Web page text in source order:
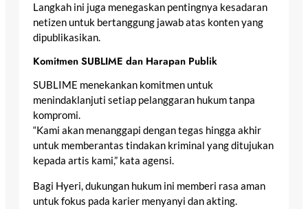
Langkah ini juga menegaskan pentingnya kesadaran
netizen untuk bertanggung jawab atas konten yang
dipublikasikan.
Komitmen SUBLIME dan Harapan Publik
SUBLIME menekankan komitmen untuk
menindaklanjuti setiap pelanggaran hukum tanpa
kompromi.
“Kami akan menanggapi dengan tegas hingga akhir
untuk memberantas tindakan kriminal yang ditujukan
kepada artis kami,” kata agensi.
Bagi Hyeri, dukungan hukum ini memberi rasa aman
untuk fokus pada karier menyanyi dan akting.